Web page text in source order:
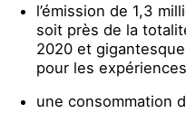
l’émission de 1,3
soit près de la
2020 et
pour les
une consommation